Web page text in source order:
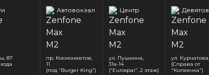
87
Автовокзал
пр. Космонавтов,
11
(под “Burger King”)
Центр
ул. Пушкина,
31а-14
(“Eurospar”, 2 этаж)
ул.
(Справа от
"Копеечка")